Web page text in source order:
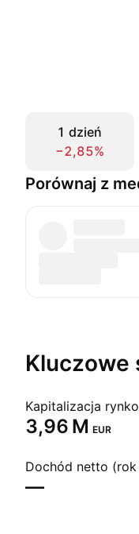
1 dzień
−2,85%
Porównaj z
Kluczowe
Kapitalizacja
‪3,96 M‬ EUR
Dochód netto
—